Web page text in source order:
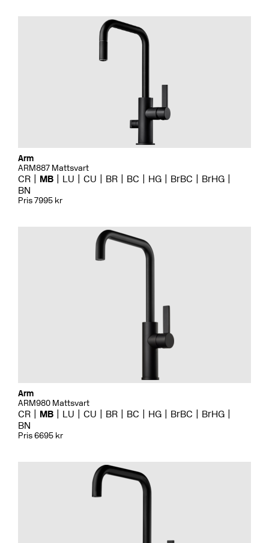
Arm
ARM887 Mattsvart
CR MB LU CU BR BC HG BrBC
BrHG
BN
Pris 7995 kr
Arm
ARM980 Mattsvart
CR MB LU CU BR BC HG BrBC
BrHG
BN
Pris 6695 kr